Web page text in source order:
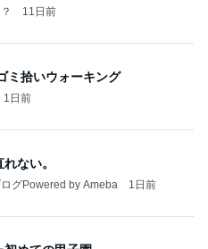
11日前
ミ拾いウォーキング
1日前
ない。
グPowered by Ameba 1日前